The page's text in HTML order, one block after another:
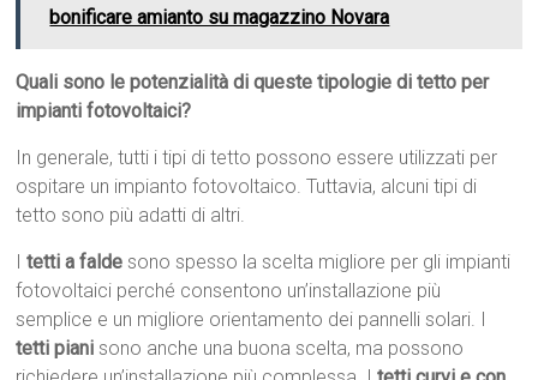
bonificare amianto su magazzino Novara
Quali sono le potenzialità di queste tipologie di tetto per
impianti fotovoltaici?
In generale, tutti i tipi di tetto possono essere utilizzati per
ospitare un impianto fotovoltaico. Tuttavia, alcuni tipi di
tetto sono più adatti di altri.
Itetti a falde sono spesso la scelta migliore per gli impianti
fotovoltaici perché consentono un’installazione più
semplice e un migliore orientamento dei pannelli solari. I
tetti piani sono anche una buona scelta, ma possono